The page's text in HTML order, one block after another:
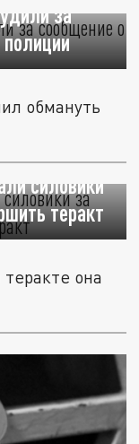
за
обмануть
силовики
теракт
она